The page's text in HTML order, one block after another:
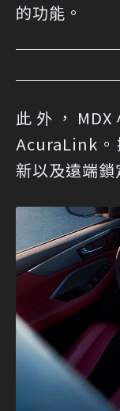
的功能。
此外，
AcuraLink。
新以及遠端